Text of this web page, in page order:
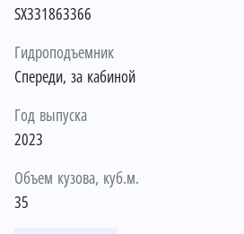
SX331863366
Гидроподъемник
Спереди, за кабиной
Год выпуска
2023
Объем кузова, куб.м.
35